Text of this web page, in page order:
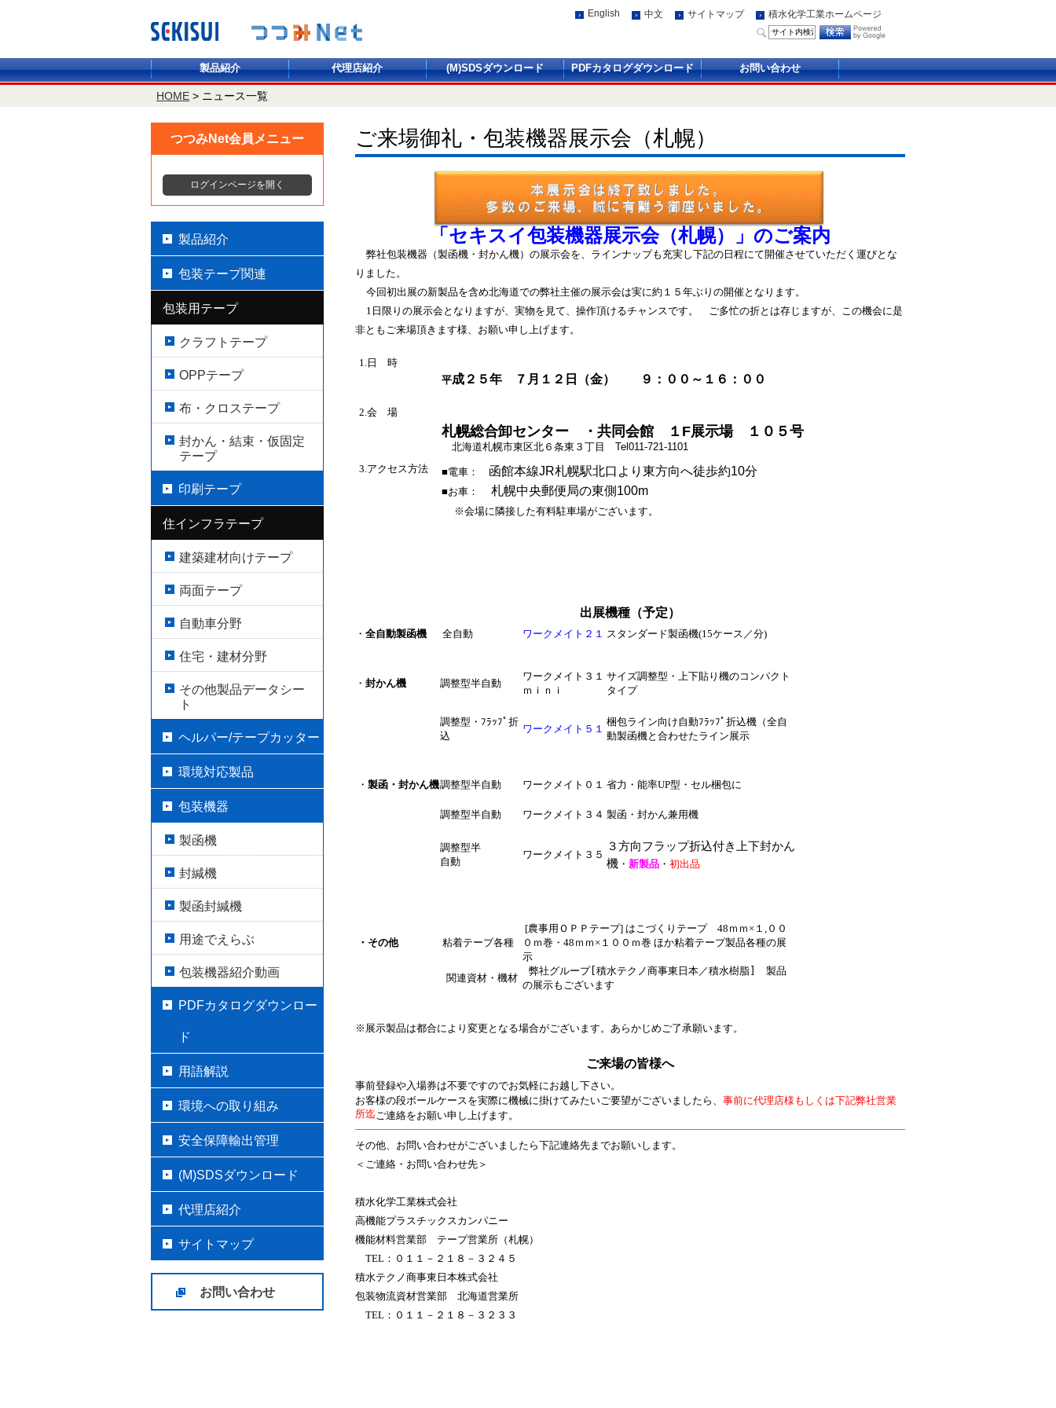
English 中文 サイトマップ 積水化学工業ホームページ
製品紹介 代理店紹介 (M)SDSダウンロード PDFカタログダウンロード お問い合わせ
HOME > ニュース一覧
ご来場御礼・包装機器展示会（札幌）
「セキスイ包装機器展示会（札幌）」のご案内
弊社包装機器（製函機・封かん機）の展示会を、ラインナップも充実し下記の日程にて開催させていただく運びとな
りました。
今回初出展の新製品を含め北海道での弊社主催の展示会は実に約１５年ぶりの開催となります。
1日限りの展示会となりますが、実物を見て、操作頂けるチャンスです。 ご多忙の折とは存じますが、この機会に是
非ともご来場頂きます様、お願い申し上げます。
1.日 時
平成２５年 ７月１２日（金） ９：００～１６：００
2.会 場
札幌総合卸センター ・共同会館 １F展示場 １０５号
北海道札幌市東区北６条東３丁目 Tel011-721-1101
3.アクセス方法
■電車： 函館本線JR札幌駅北口より東方向へ徒歩約10分
■お車： 札幌中央郵便局の東側100m
※会場に隣接した有料駐車場がございます。
出展機種（予定）
・ 全自動製函機 全自動 ワークメイト２１ スタンダード製函機(15ケース／分)
・ 封かん機 調整型半自動
ワークメイト３１
ｍｉｎｉ
サイズ調整型・上下貼り機のコンパクト
タイプ
調整型・ﾌﾗｯﾌﾟ折
込
ワークメイト５１
梱包ライン向け自動ﾌﾗｯﾌﾟ折込機（全自
動製函機と合わせたライン展示
・ 製函・封かん機調整型半自動 ワークメイト０１ 省力・能率UP型・セル梱包に
調整型半自動 ワークメイト３４ 製函・封かん兼用機
調整型半
自動
ワークメイト３５
３方向フラップ折込付き上下封かん
機 ・ 新製品 ・ 初出品
・その他 粘着テープ各種
[農事用ＯＰＰテープ] はこづくりテープ 48ｍｍ×１,００
０ｍ巻・48ｍｍ×１００ｍ巻 ほか粘着テープ製品各種の展
示
関連資材・機材
弊社グループ[積水テクノ商事東日本／積水樹脂] 製品
の展示もございます
※展示製品は都合により変更となる場合がございます。あらかじめご了承願います。
ご来場の皆様へ
事前登録や入場券は不要ですのでお気軽にお越し下さい。
お客様の段ボールケースを実際に機械に掛けてみたいご要望がございましたら、 事前に代理店様もしくは下記弊社営業
所迄ご連絡をお願い申し上げます。
その他、お問い合わせがございましたら下記連絡先までお願いします。
＜ご連絡・お問い合わせ先＞
積水化学工業株式会社
高機能プラスチックスカンパニー
機能材料営業部 テープ営業所（札幌）
TEL ：０１１－２１８－３２４５
積水テクノ商事東日本株式会社
包装物流資材営業部 北海道営業所
TEL ：０１１－２１８－３２３３
つつみNet会員メニュー
ログインページを開く
製品紹介
包装テープ関連
包装用テープ
クラフトテープ
OPPテープ
布・クロステープ
封かん・結束・仮固定
テープ
印刷テープ
住インフラテープ
建築建材向けテープ
両面テープ
自動車分野
住宅・建材分野
その他製品データシー
ト
ヘルパー/テープカッター
環境対応製品
包装機器
製函機
封緘機
製函封緘機
用途でえらぶ
包装機器紹介動画
PDFカタログダウンロー
ド
用語解説
環境への取り組み
安全保障輸出管理
(M)SDSダウンロード
代理店紹介
サイトマップ
お問い合わせ